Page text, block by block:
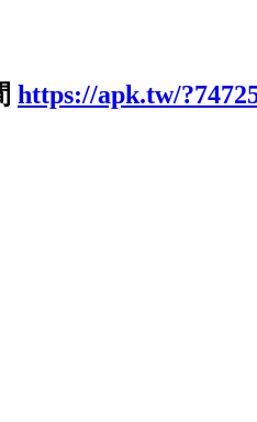
https://apk.tw/